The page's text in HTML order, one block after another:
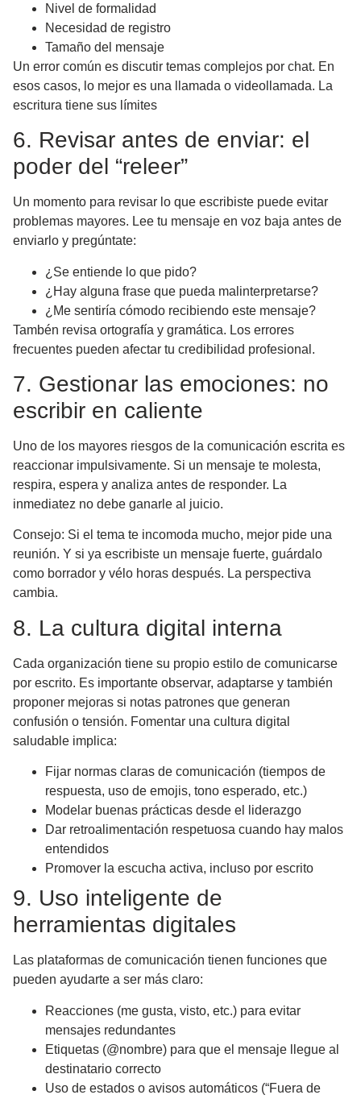
Nivel de formalidad
Necesidad de registro
Tamaño del mensaje
Un error común es discutir temas complejos por chat. En
esos casos, lo mejor es una llamada o videollamada. La
escritura tiene sus límites
6. Revisar antes de enviar: el
poder del “releer”
Un momento para revisar lo que escribiste puede evitar
problemas mayores. Lee tu mensaje en voz baja antes de
enviarlo y pregúntate:
¿Se entiende lo que pido?
¿Hay alguna frase que pueda malinterpretarse?
¿Me sentiría cómodo recibiendo este mensaje?
Tambén revisa ortografía y gramática. Los errores
frecuentes pueden afectar tu credibilidad profesional.
7. Gestionar las emociones: no
escribir en caliente
Uno de los mayores riesgos de la comunicación escrita es
reaccionar impulsivamente. Si un mensaje te molesta,
respira, espera y analiza antes de responder. La
inmediatez no debe ganarle al juicio.
Consejo: Si el tema te incomoda mucho, mejor pide una
reunión. Y si ya escribiste un mensaje fuerte, guárdalo
como borrador y vélo horas después. La perspectiva
cambia.
8. La cultura digital interna
Cada organización tiene su propio estilo de comunicarse
por escrito. Es importante observar, adaptarse y también
proponer mejoras si notas patrones que generan
confusión o tensión. Fomentar una cultura digital
saludable implica:
Fijar normas claras de comunicación (tiempos de
respuesta, uso de emojis, tono esperado, etc.)
Modelar buenas prácticas desde el liderazgo
Dar retroalimentación respetuosa cuando hay malos
entendidos
Promover la escucha activa, incluso por escrito
9. Uso inteligente de
herramientas digitales
Las plataformas de comunicación tienen funciones que
pueden ayudarte a ser más claro:
Reacciones (me gusta, visto, etc.) para evitar
mensajes redundantes
Etiquetas (@nombre) para que el mensaje llegue al
destinatario correcto
Uso de estados o avisos automáticos (“Fuera de